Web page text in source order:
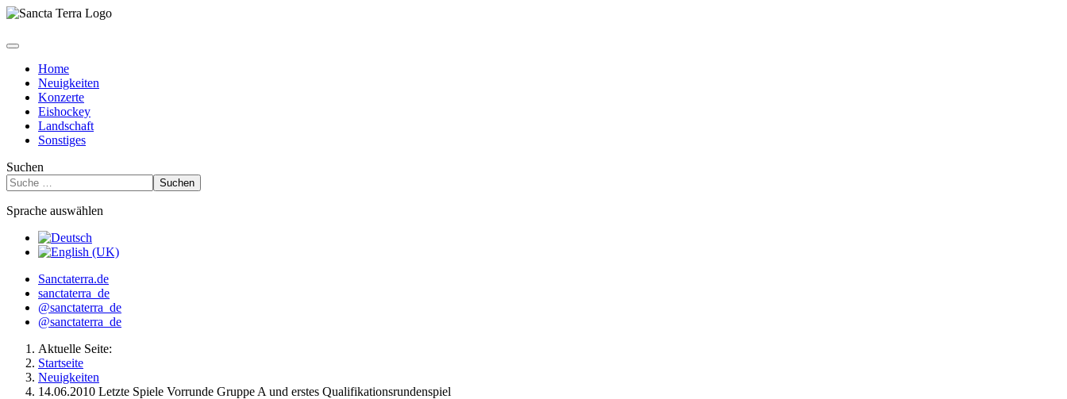
Home
Neuigkeiten
Konzerte
Eishockey
Landschaft
Sonstiges
Suchen
Suchen
Sprache auswählen
Sanctaterra.de
sanctaterra_de
@sanctaterra_de
@sanctaterra_de
Aktuelle Seite:
Startseite
Neuigkeiten
14.06.2010 Letzte Spiele Vorrunde Gruppe A und erstes Qualifikationsrundenspiel